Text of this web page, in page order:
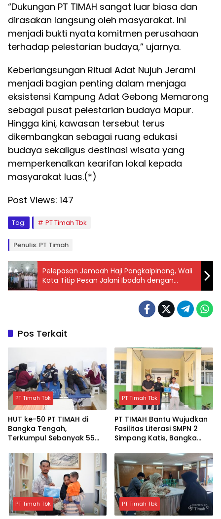
“Dukungan PT TIMAH sangat luar biasa dan
dirasakan langsung oleh masyarakat. Ini
menjadi bukti nyata komitmen perusahaan
terhadap pelestarian budaya,” ujarnya.
Keberlangsungan Ritual Adat Nujuh Jerami
menjadi bagian penting dalam menjaga
eksistensi Kampung Adat Gebong Memarong
sebagai pusat pelestarian budaya Mapur.
Hingga kini, kawasan tersebut terus
dikembangkan sebagai ruang edukasi
budaya sekaligus destinasi wisata yang
memperkenalkan kearifan lokal kepada
masyarakat luas.(*)
Post Views: 147
Tag: PT Timah Tbk
Penulis: PT Timah
Pelepasan Jemaah Haji Pangkalpinang, Wali
Kota Titip Pesan Jalani Ibadah dengan
Khidmat
Pos Terkait
PT Timah Tbk
HUT ke-50 PT TIMAH di
Bangka Tengah,
Terkumpul Sebanyak 55
PT Timah Tbk
PT TIMAH Bantu Wujudkan
Fasilitas Literasi SMPN 2
Simpang Katis, Bangka
PT Timah Tbk PT Timah Tbk